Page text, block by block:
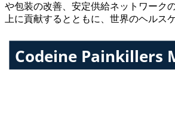
や包装の改善、安定供給ネットワーク
上に貢献するとともに、世界のヘルス